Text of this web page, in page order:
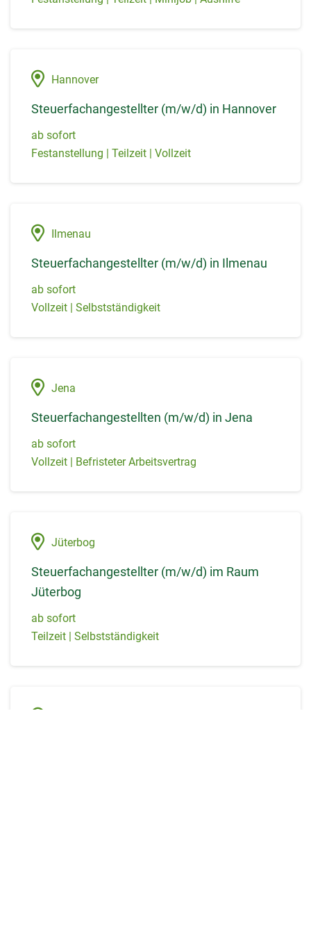
Hannover
Steuerfachangestellter (m/w/d) in Hannover
ab sofort
Festanstellung | Teilzeit | Vollzeit
Ilmenau
Steuerfachangestellter (m/w/d) in Ilmenau
ab sofort
Vollzeit | Selbstständigkeit
Jena
Steuerfachangestellten (m/w/d) in Jena
ab sofort
Vollzeit | Befristeter Arbeitsvertrag
Jüterbog
Steuerfachangestellter (m/w/d) im Raum
Jüterbog
ab sofort
Teilzeit | Selbstständigkeit